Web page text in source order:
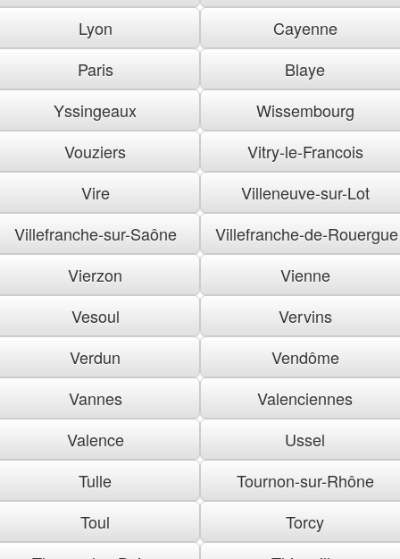
Lyon
Cayenne
Paris
Blaye
Yssingeaux
Wissembourg
Vouziers
Vitry-le-Francois
Vire
Villeneuve-sur-Lot
Villefranche-sur-Saône
Villefranche-de-Rouergue
Vierzon
Vienne
Vesoul
Vervins
Verdun
Vendôme
Vannes
Valenciennes
Valence
Ussel
Tulle
Tournon-sur-Rhône
Toul
Torcy